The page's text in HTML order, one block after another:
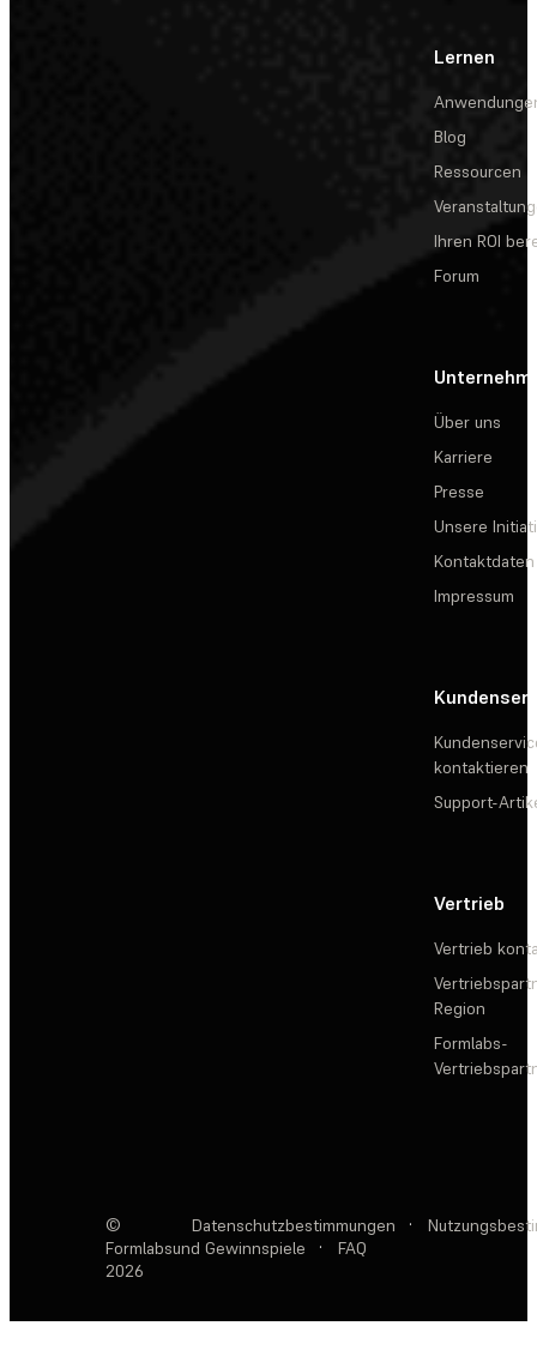
Lernen
Blog
Ressourcen
Ihren ROI
Forum
Über uns
Karriere
Presse
Unsere
Kontaktdaten
Impressum
kontaktieren
Support-
Vertrieb
Vertrieb
Region
Formlabs-
©
Formlabs
2026
Datenschutzbestimmungen ·
und Gewinnspiele
· FAQ